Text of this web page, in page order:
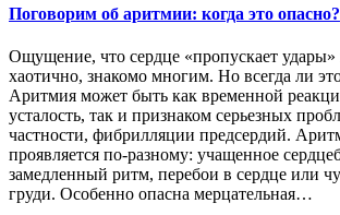
Поговорим об аритмии: когда это опасно?
Ощущение, что сердце «пропускает удары»
хаотично, знакомо многим. Но всегда ли
Аритмия может быть как временной
усталость, так и признаком серьезных
частности, фибрилляции предсердий.
проявляется по-разному: учащенное
замедленный ритм, перебои в сердце или
груди. Особенно опасна мерцательная…